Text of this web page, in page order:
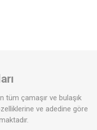
çamaşır ve bulaşık
ve adedine göre